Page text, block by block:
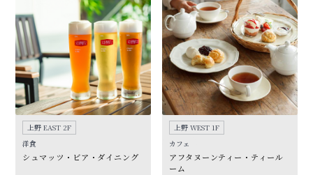
上野 EAST 2F
洋食
シュマッツ・ビア・ダイニング
上野 WEST 1F
カフェ
アフタヌーンティー・ティール
ーム